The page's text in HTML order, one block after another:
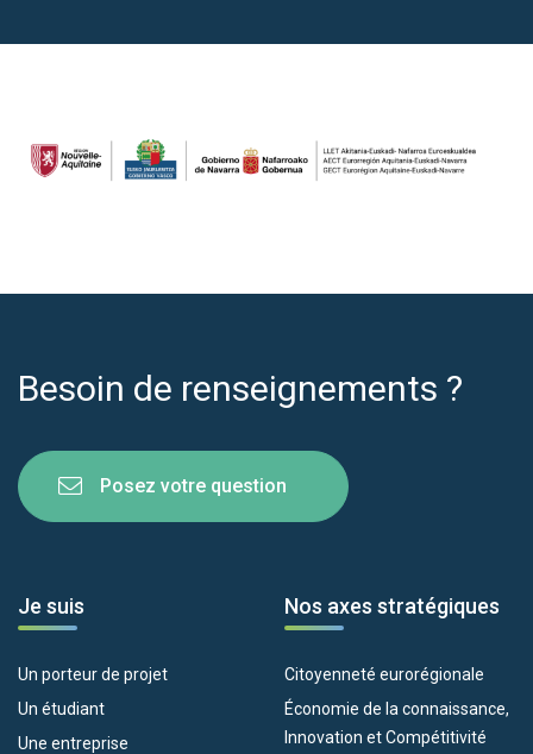
Besoin de renseignements ?
Posez votre question
Je suis
Un porteur de projet
Un étudiant
Une entreprise
Nos axes stratégiques
Citoyenneté eurorégionale
Économie de la connaissance,
Innovation et Compétitivité